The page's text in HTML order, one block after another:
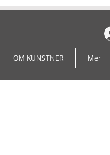
OM KUNSTNER Mer